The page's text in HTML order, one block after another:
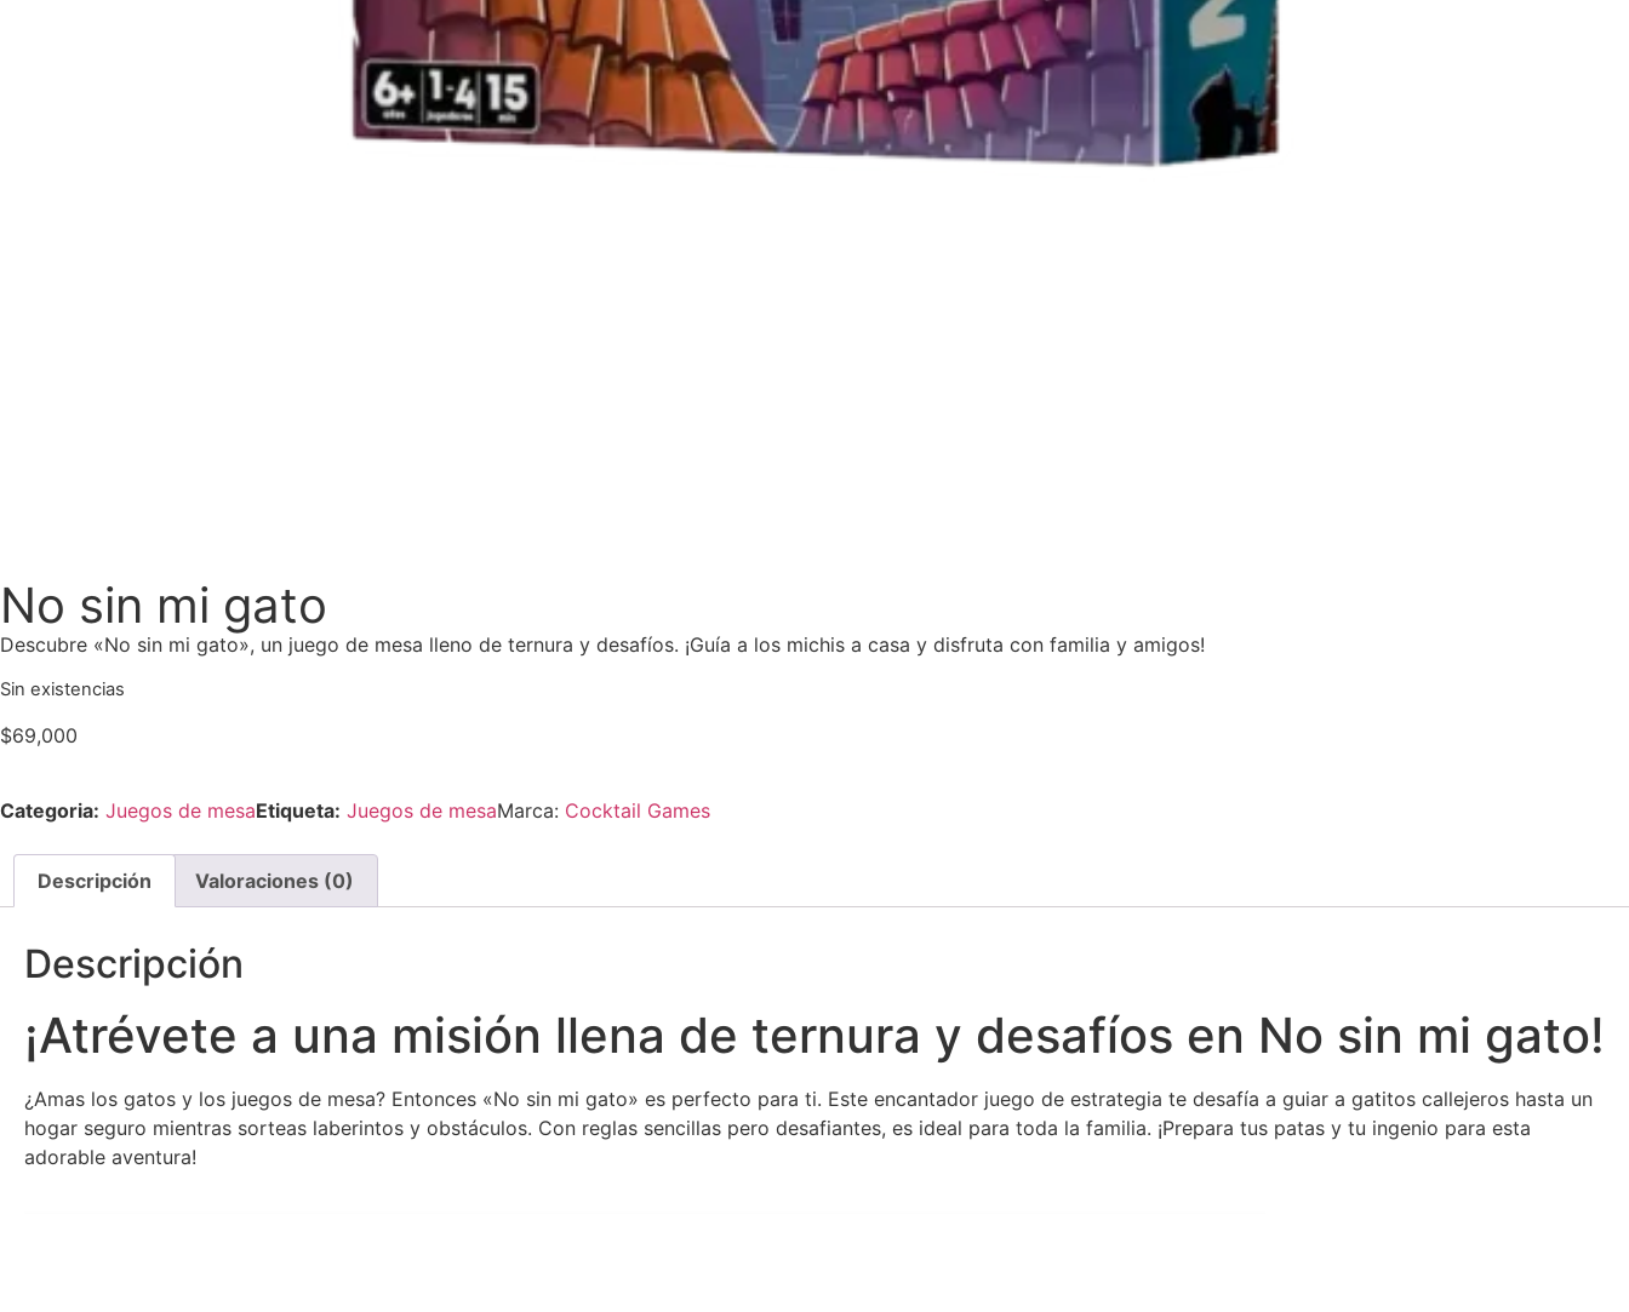
No sin mi gato
Descubre «No sin mi gato», un juego de mesa lleno de ternura y desafíos. ¡Guía a los michis a casa y disfruta con familia y amigos!
Sin existencias
$69,000
Categoria: Juegos de mesaEtiqueta: Juegos de mesaMarca: Cocktail Games
Descripción Valoraciones (0)
Descripción
¡Atrévete a una misión llena de ternura y desafíos en No sin mi gato!
¿Amas los gatos y los juegos de mesa? Entonces «No sin mi gato» es perfecto para ti. Este encantador juego de estrategia te desafía a guiar a gatitos callejeros hasta un
hogar seguro mientras sorteas laberintos y obstáculos. Con reglas sencillas pero desafiantes, es ideal para toda la familia. ¡Prepara tus patas y tu ingenio para esta
adorable aventura!